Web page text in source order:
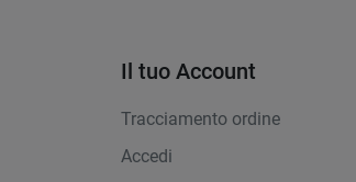
Il tuo Account
Tracciamento ordine
Accedi